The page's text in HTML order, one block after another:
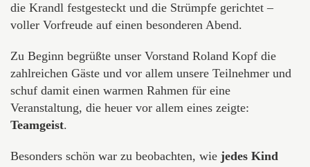
die Krandl festgesteckt und die Strümpfe gerichtet –
voller Vorfreude auf einen besonderen Abend.
Zu Beginn begrüßte unser Vorstand Roland Kopf die
zahlreichen Gäste und vor allem unsere Teilnehmer und
schuf damit einen warmen Rahmen für eine
Veranstaltung, die heuer vor allem eines zeigte:
Teamgeist.
Besonders schön war zu beobachten, wie jedes Kind